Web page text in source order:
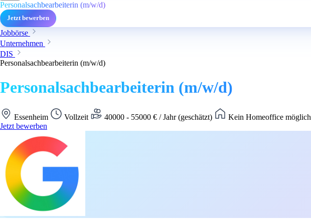
Personalsachbearbeiterin (m/w/d)
Jetzt bewerben
Jobbörse
Unternehmen
DIS
Personalsachbearbeiterin (m/w/d)
Personalsachbearbeiterin (m/w/d)
Essenheim Vollzeit 40000 - 55000 € / Jahr (geschätzt)
Kein Homeoffice möglich
Jetzt bewerben